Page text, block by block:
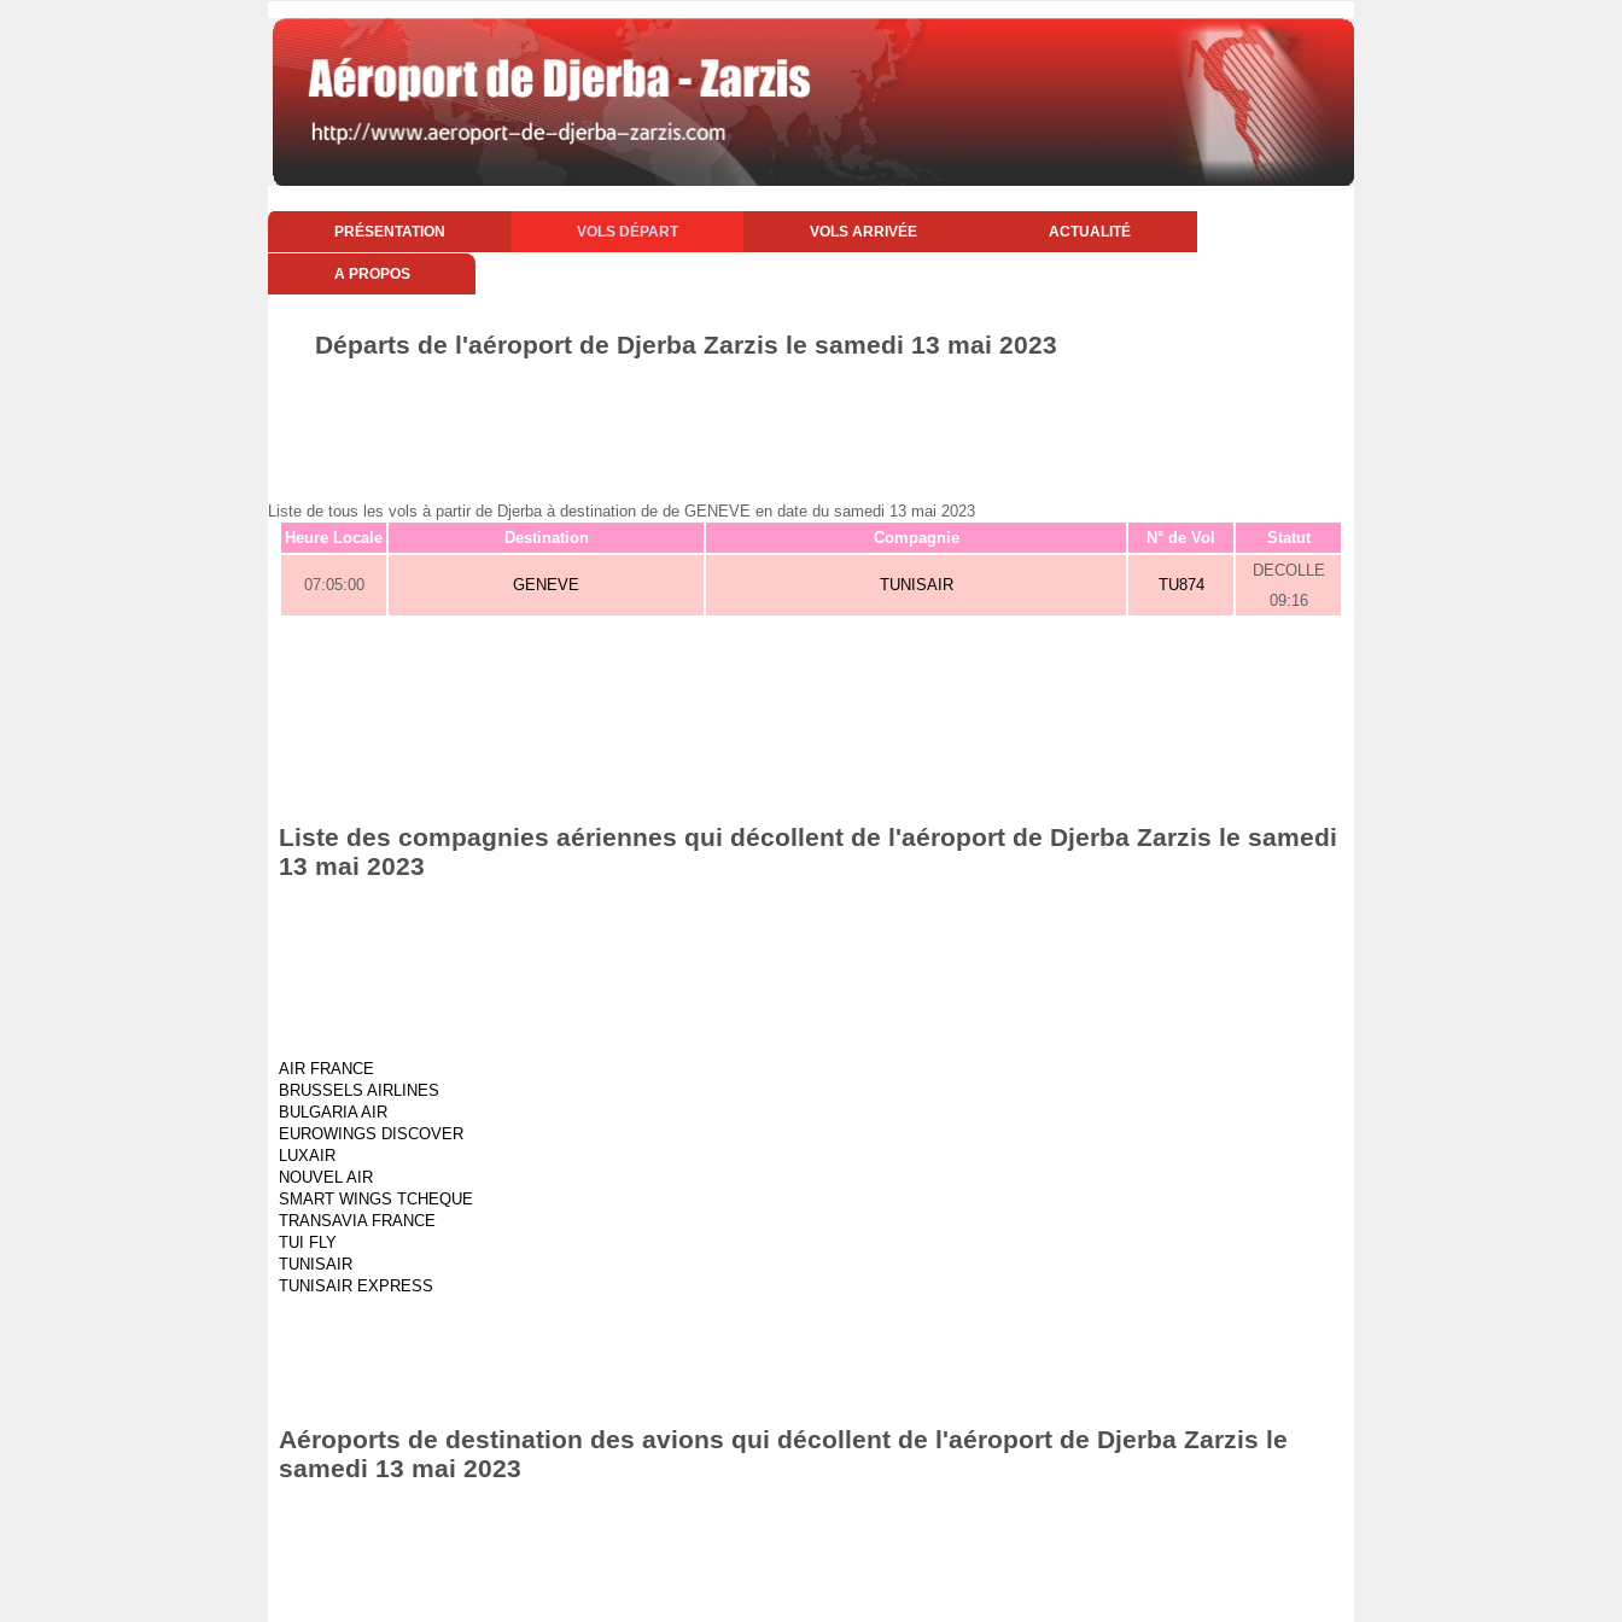
PRÉSENTATION VOLS DÉPART VOLS ARRIVÉE ACTUALITÉ
A PROPOS
Départs de l'aéroport de Djerba Zarzis le samedi 13 mai 2023
Liste de tous les vols à partir de Djerba à destination de de GENEVE en date du samedi 13 mai 2023
Heure Locale
Destination Compagnie N° de Vol Statut
07:05:00 GENEVE TUNISAIR TU874
DECOLLE
09:16
Liste des compagnies aériennes qui décollent de l'aéroport de Djerba Zarzis le samedi
13 mai 2023
AIR FRANCE
BRUSSELS AIRLINES
BULGARIA AIR
EUROWINGS DISCOVER
LUXAIR
NOUVEL AIR
SMART WINGS TCHEQUE
TRANSAVIA FRANCE
TUI FLY
TUNISAIR
TUNISAIR EXPRESS
Aéroports de destination des avions qui décollent de l'aéroport de Djerba Zarzis le
samedi 13 mai 2023